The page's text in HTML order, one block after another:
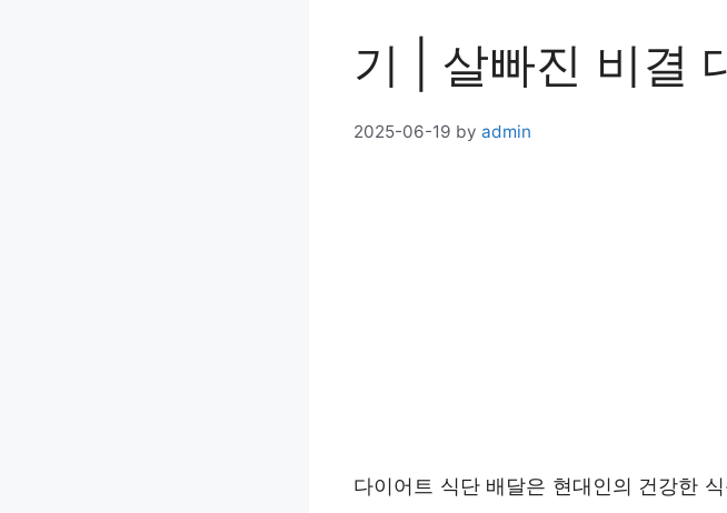
기 | 살빠진 비결
2025-06-19 by admin
다이어트 식단 배달은 현대인의 건강한